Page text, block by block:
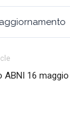
ABNI 16 maggio